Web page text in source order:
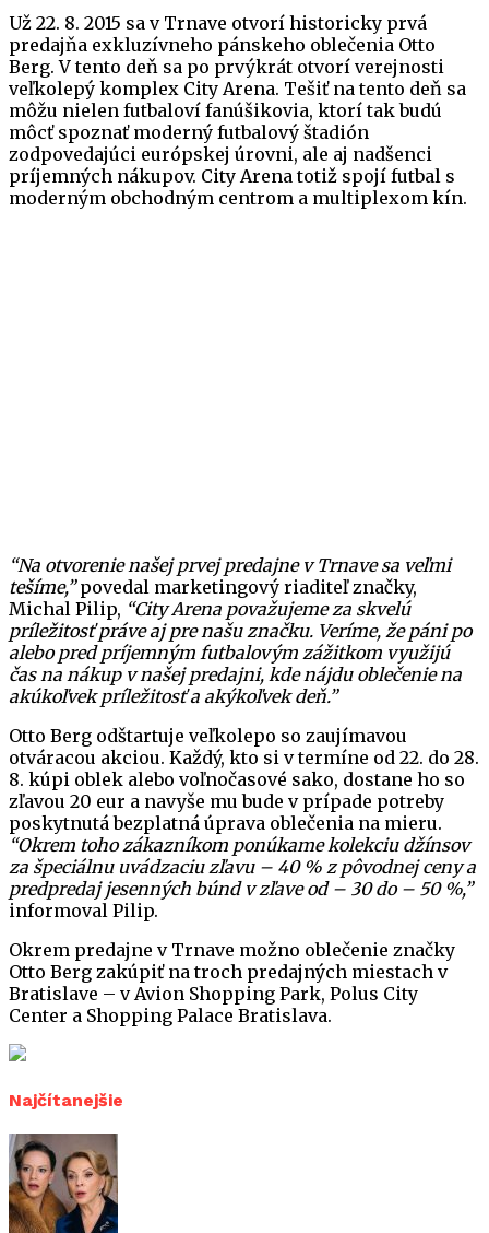
Už 22. 8. 2015 sa v Trnave otvorí historicky prvá
predajňa exkluzívneho pánskeho oblečenia Otto
Berg. V tento deň sa po prvýkrát otvorí verejnosti
veľkolepý komplex City Arena. Tešiť na tento deň sa
môžu nielen futbaloví fanúšikovia, ktorí tak budú
môcť spoznať moderný futbalový štadión
zodpovedajúci európskej úrovni, ale aj nadšenci
príjemných nákupov. City Arena totiž spojí futbal s
moderným obchodným centrom a multiplexom kín.
“Na otvorenie našej prvej predajne v Trnave sa veľmi
tešíme,”povedal marketingový riaditeľ značky,
Michal Pilip, “City Arena považujeme za skvelú
príležitosť práve aj pre našu značku. Veríme, že páni po
alebo pred príjemným futbalovým zážitkom využijú
čas na nákup v našej predajni, kde nájdu oblečenie na
akúkoľvek príležitosť a akýkoľvek deň.”
Otto Berg odštartuje veľkolepo so zaujímavou
otváracou akciou. Každý, kto si v termíne od 22. do 28.
8. kúpi oblek alebo voľnočasové sako, dostane ho so
zľavou 20 eur a navyše mu bude v prípade potreby
poskytnutá bezplatná úprava oblečenia na mieru.
“Okrem toho zákazníkom ponúkame kolekciu džínsov
za špeciálnu uvádzaciu zľavu – 40 % z pôvodnej ceny a
predpredaj jesenných búnd v zľave od – 30 do – 50 %,”
informoval Pilip.
Okrem predajne v Trnave možno oblečenie značky
Otto Berg zakúpiť na troch predajných miestach v
Bratislave – v Avion Shopping Park, Polus City
Center a Shopping Palace Bratislava.
Najčítanejšie